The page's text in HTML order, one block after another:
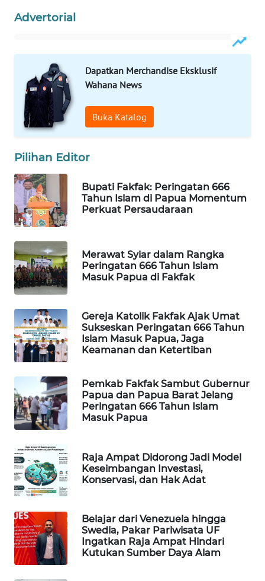
Advertorial
Dapatkan Merchandise Eksklusif
Wahana News
Buka Katalog
Pilihan Editor
Bupati Fakfak: Peringatan 666
Tahun Islam di Papua Momentum
Perkuat Persaudaraan
Merawat Syiar dalam Rangka
Peringatan 666 Tahun Islam
Masuk Papua di Fakfak
Gereja Katolik Fakfak Ajak Umat
Sukseskan Peringatan 666 Tahun
Islam Masuk Papua, Jaga
Keamanan dan Ketertiban
Pemkab Fakfak Sambut Gubernur
Papua dan Papua Barat Jelang
Peringatan 666 Tahun Islam
Masuk Papua
Raja Ampat Didorong Jadi Model
Keseimbangan Investasi,
Konservasi, dan Hak Adat
Belajar dari Venezuela hingga
Swedia, Pakar Pariwisata UF
Ingatkan Raja Ampat Hindari
Kutukan Sumber Daya Alam
WAHANA
SPORT
WAHANA
UMKM
WAHANA
SELEB
WAHANA
PERSONA
WAHANA
OTOMOTIF
WAHANA
WAHANA
DESA
WISATA
LAPAK
WAHANA
Network
KONSUMEN
LISTRIK
MASYARAKAT
KELISTRIKAN
WALINKI